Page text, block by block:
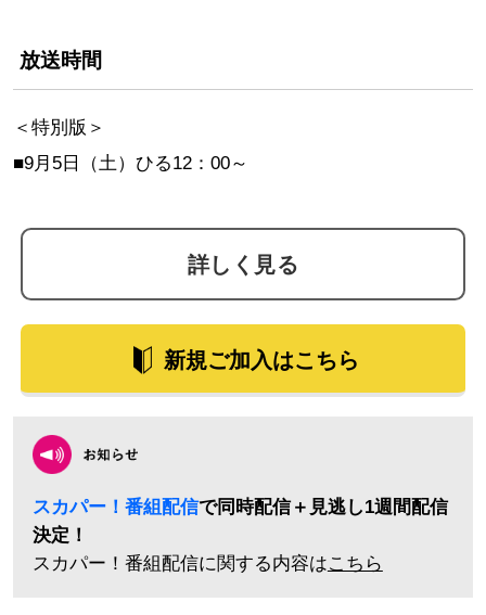
放送時間
＜特別版＞
■9月5日（土）ひる12：00～
詳しく見る
新規ご加入はこちら
スカパー！番組配信で同時配信＋見逃し1週間配信
決定！
スカパー！番組配信に関する内容はこちら